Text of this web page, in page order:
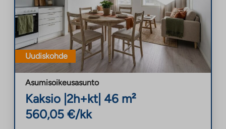
Uudiskohde
Asumisoikeusasunto
Kaksio 2h+kt| 46 m²
560,05 €/kk